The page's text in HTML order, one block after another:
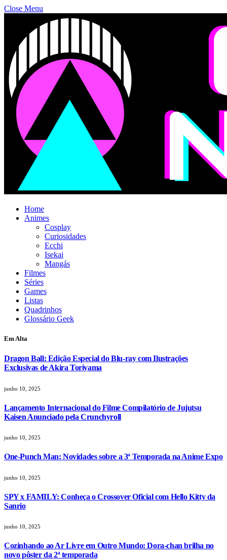
Close Menu
Home
Animes
Cosplay
Curiosidades
Ecchi
Isekai
Mangás
Filmes
Séries
Games
Listas
Quadrinhos
Glossário Geek
Em Alta
Dragon Ball: Edição Especial do Blu-ray com Ilustrações
Exclusivas de Akira Toriyama
junho 10, 2025
Lançamento Internacional do Filme Compilatório de Jujutsu
Kaisen Anunciado pela Crunchyroll
junho 10, 2025
One-Punch Man: Novidades sobre a 3ª Temporada na Anime Expo
junho 10, 2025
SPY x FAMILY: Conheça o Crossover Oficial com Hello Kitty da
Sanrio
junho 10, 2025
Cozinhando ao Ar Livre em Outro Mundo: Dora-chan brilha no
novo pôster da 2ª temporada